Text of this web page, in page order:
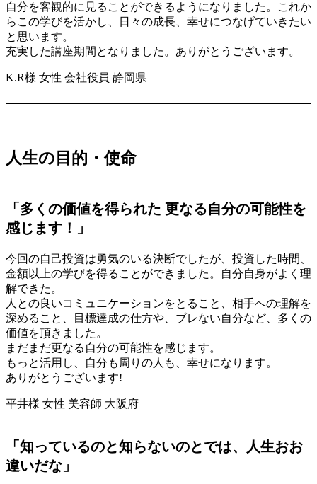
自分を客観的に見ることができるようになりました。これか
らこの学びを活かし、日々の成長、幸せにつなげていきたい
と思います。
充実した講座期間となりました。ありがとうございます。
K.R様 女性 会社役員 静岡県
人生の目的・使命
「多くの価値を得られた 更なる自分の可能性を
感じます！」
今回の自己投資は勇気のいる決断でしたが、投資した時間、
金額以上の学びを得ることができました。自分自身がよく理
解できた。
人との良いコミュニケーションをとること、相手への理解を
深めること、目標達成の仕方や、ブレない自分など、多くの
価値を頂きました。
まだまだ更なる自分の可能性を感じます。
もっと活用し、自分も周りの人も、幸せになります。
ありがとうございます!
平井様 女性 美容師 大阪府
「知っているのと知らないのとでは、人生おお
違いだな」